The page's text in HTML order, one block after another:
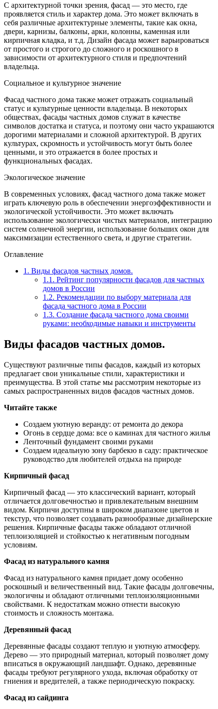
С архитектурной точки зрения, фасад — это место, где
проявляется стиль и характер дома. Это может включать в
себя различные архитектурные элементы, такие как окна,
двери, карнизы, балконы, арки, колонны, каменная или
кирпичная кладка, и т.д. Дизайн фасада может варьироваться
от простого и строгого до сложного и роскошного в
зависимости от архитектурного стиля и предпочтений
владельца.
Социальное и культурное значение
Фасад частного дома также может отражать социальный
статус и культурные ценности владельца. В некоторых
обществах, фасады частных домов служат в качестве
символов достатка и статуса, и поэтому они часто украшаются
дорогими материалами и сложной архитектурой. В других
культурах, скромность и устойчивость могут быть более
ценными, и это отражается в более простых и
функциональных фасадах.
Экологическое значение
В современных условиях, фасад частного дома также может
играть ключевую роль в обеспечении энергоэффективности и
экологической устойчивости. Это может включать
использование экологически чистых материалов, интеграцию
систем солнечной энергии, использование больших окон для
максимизации естественного света, и другие стратегии.
Оглавление
1. Виды фасадов частных домов.
1.1. Рейтинг популярности фасадов для частных
домов в России
1.2. Рекомендации по выбору материала для
фасада частного дома в России
1.3. Создание фасада частного дома своими
руками: необходимые навыки и инструменты
Виды фасадов частных домов.
Существуют различные типы фасадов, каждый из которых
предлагает свои уникальные стили, характеристики и
преимущества. В этой статье мы рассмотрим некоторые из
самых распространенных видов фасадов частных домов.
Читайте также
Создаем уютную веранду: от ремонта до декора
Огонь в сердце дома: все о каминах для частного жилья
Ленточный фундамент своими руками
Создаем идеальную зону барбекю в саду: практическое
руководство для любителей отдыха на природе
Кирпичный фасад
Кирпичный фасад — это классический вариант, который
отличается долговечностью и привлекательным внешним
видом. Кирпичи доступны в широком диапазоне цветов и
текстур, что позволяет создавать разнообразные дизайнерские
решения. Кирпичные фасады также обладают отличной
теплоизоляцией и стойкостью к негативным погодным
условиям.
Фасад из натурального камня
Фасад из натурального камня придает дому особенно
роскошный и величественный вид. Такие фасады долговечны,
экологичны и обладают отличными теплоизоляционными
свойствами. К недостаткам можно отнести высокую
стоимость и сложность монтажа.
Деревянный фасад
Деревянные фасады создают теплую и уютную атмосферу.
Дерево — это природный материал, который позволяет дому
вписаться в окружающий ландшафт. Однако, деревянные
фасады требуют регулярного ухода, включая обработку от
гниения и вредителей, а также периодическую покраску.
Фасад из сайдинга